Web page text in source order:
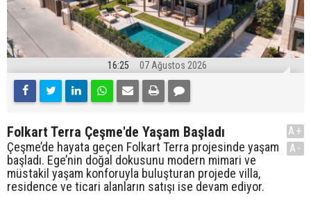
16:25 07 Ağustos 2026
Folkart Terra Çeşme'de Yaşam Başladı
Çeşme’de hayata geçen Folkart Terra projesinde yaşam
başladı. Ege’nin doğal dokusunu modern mimari ve
müstakil yaşam konforuyla buluşturan projede villa,
residence ve ticari alanların satışı ise devam ediyor.
A+
A-